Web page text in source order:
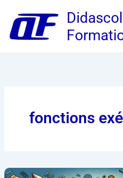
contenu
Didascol
fonctions